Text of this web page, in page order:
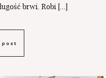
brwi. Robi […]